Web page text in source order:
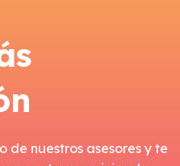
de nuestros asesores y te